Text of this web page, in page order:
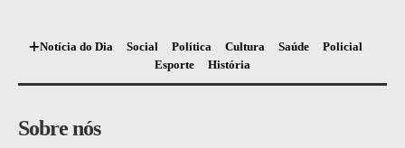
Notícia do Dia Social Política Cultura Saúde
Policial
Esporte
História
Sobre nós